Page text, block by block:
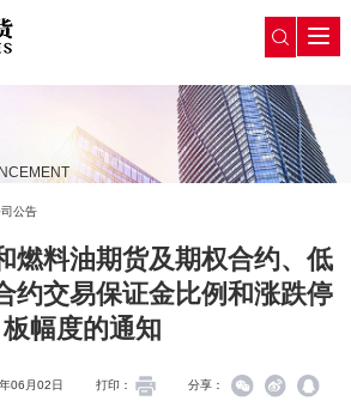
公告
燃料油期货及期权合约、低
约交易保证金比例和涨跌停
板幅度的通知
06月02日 打印： 分享：